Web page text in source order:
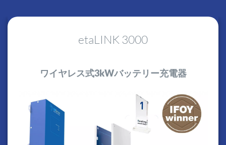
etaLINK 3000
ワイヤレス式3kWバッテリー充電器